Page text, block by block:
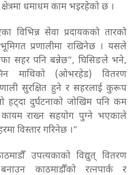
धमाधम काम भइरहेको छ ।
विभिन्न सेवा प्रदायकको तारको
भूमिगत प्रणालीमा राखिनेछ । यसले
सहर पनि बन्नेछ”, घिसिङले भने,
माथिको (ओभरहेड) वितरण
सुरक्षित हुने र सहरलाई कुरूप
हट्दा दुर्घटनाको जोखिम पनि कम
कायम राख्न सहयोग पुग्ने भएकाले
विस्तार गरिनेछ ।”
उपत्यकाको विद्युत् वितरण
काठमाडौँको रत्नपार्क र